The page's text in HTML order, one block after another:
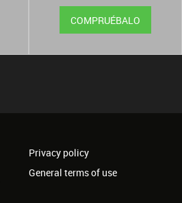
COMPRUÉBALO
Privacy policy
General terms of use